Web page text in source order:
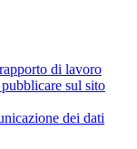
di lavoro
sul sito
dei dati